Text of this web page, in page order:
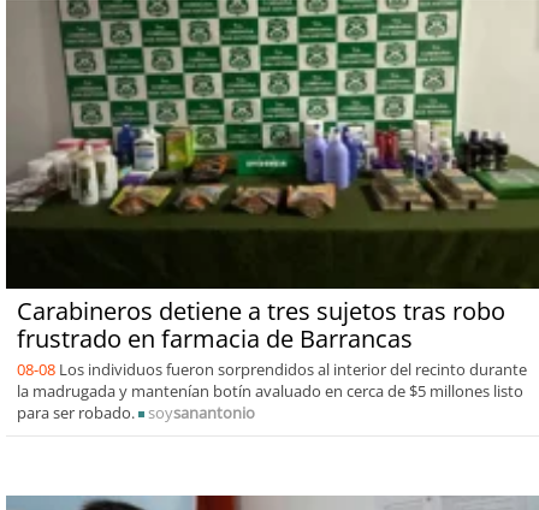
Carabineros detiene a tres sujetos tras robo
frustrado en farmacia de Barrancas
08-08 Los individuos fueron sorprendidos al interior del recinto durante
la madrugada y mantenían botín avaluado en cerca de $5 millones listo
para ser robado.
soysanantonio